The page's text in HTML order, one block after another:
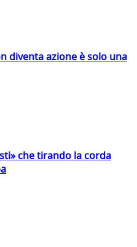
diventa azione è solo una
che tirando la corda